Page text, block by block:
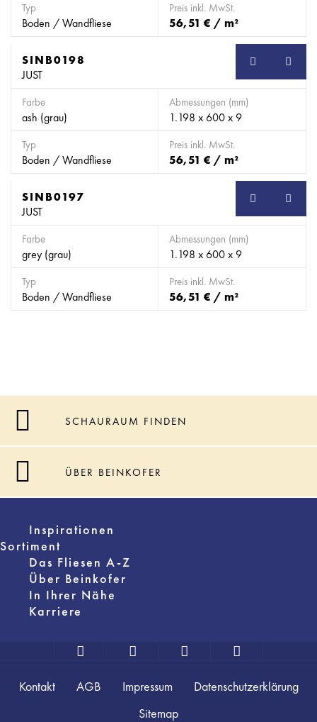
Typ
Boden / Wandfliese
Preis inkl. MwSt.
56,51 € / m²
SB
SINB0198
JUST
Farbe
ash (grau)
Abmessungen (mm)
1.198 x 600 x 9
Typ
Boden / Wandfliese
Preis inkl. MwSt.
56,51 € / m²
SB
SINB0197
JUST
Farbe
grey (grau)
Abmessungen (mm)
1.198 x 600 x 9
Typ
Boden / Wandfliese
Preis inkl. MwSt.
56,51 € / m²
SCHAURAUM FINDEN
ÜBER BEINKOFER
Inspirationen
Sortiment
Das Fliesen A-Z
Über Beinkofer
In Ihrer Nähe
Karriere
Kontakt AGB Impressum
Datenschutzerklärung
Sitemap